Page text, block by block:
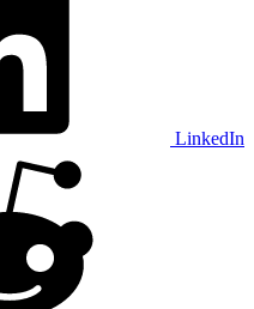
LinkedIn